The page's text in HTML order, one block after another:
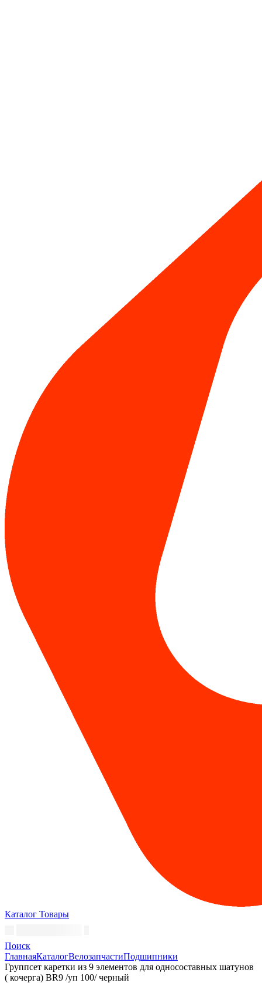
Каталог Товары
Поиск
ГлавнаяКаталогВелозапчастиПодшипники
Группсет каретки из 9 элементов для односоставных шатунов
( кочерга) BR9 /уп 100/ черный